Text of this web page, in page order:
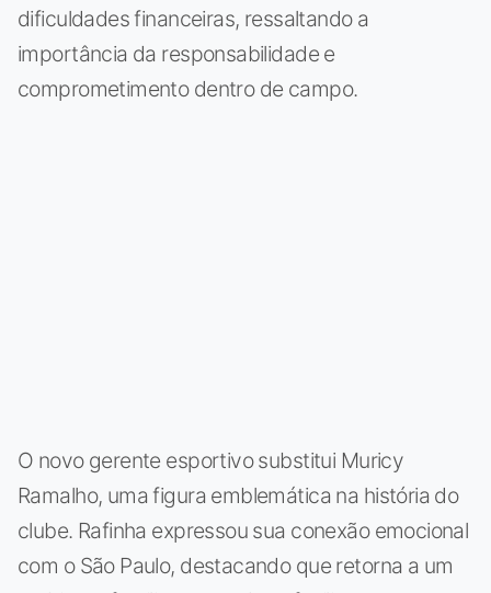
dificuldades financeiras, ressaltando a
importância da responsabilidade e
comprometimento dentro de campo.
O novo gerente esportivo substitui Muricy
Ramalho, uma figura emblemática na história do
clube. Rafinha expressou sua conexão emocional
com o São Paulo, destacando que retorna a um